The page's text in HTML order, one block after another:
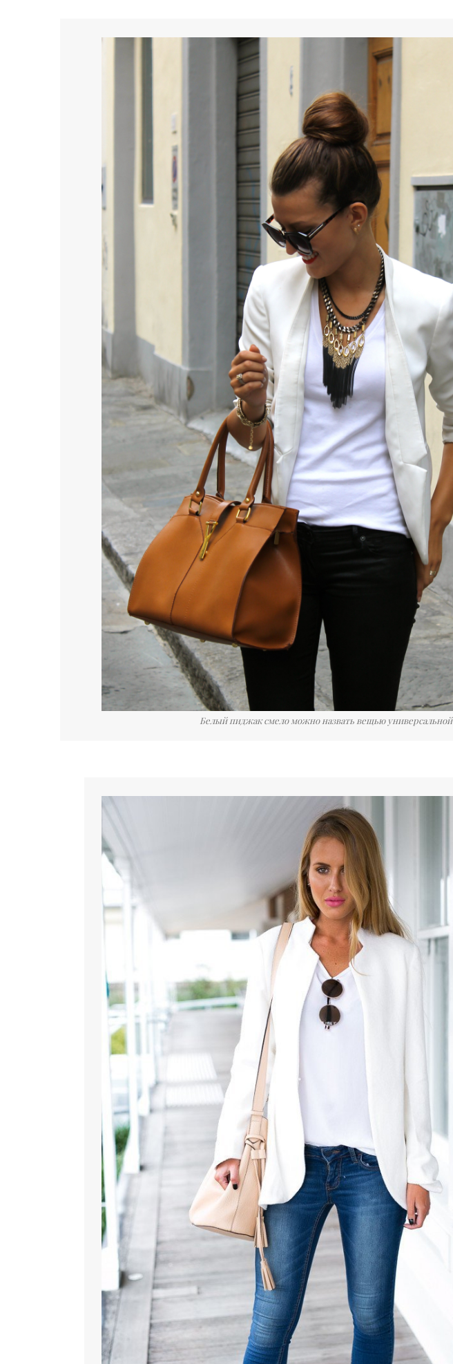
Белый пиджак смело можно назвать вещью универсальной